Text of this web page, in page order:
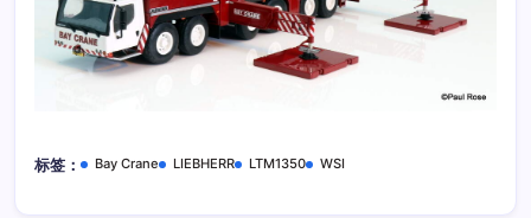
标签： Bay Crane LIEBHERR LTM1350 WSI